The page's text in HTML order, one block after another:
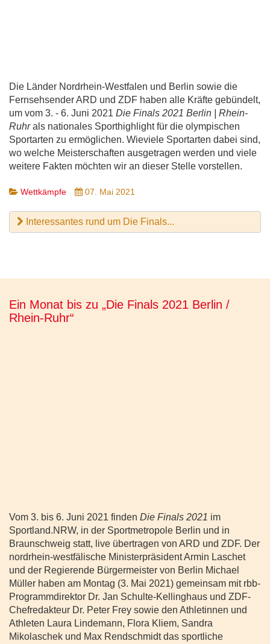
Die Länder Nordrhein-Westfalen und Berlin sowie die
Fernsehsender ARD und ZDF haben alle Kräfte gebündelt,
um vom 3. - 6. Juni 2021 Die Finals 2021 Berlin | Rhein-
Ruhrals nationales Sporthighlight für die olympischen
Sportarten zu ermöglichen. Wieviele Sportarten dabei sind,
wo welche Meisterschaften ausgetragen werden und viele
weitere Fakten möchten wir an dieser Stelle vorstellen.
Wettkämpfe 07. Mai 2021
Interessantes rund um Die Finals...
Ein Monat bis zu „Die Finals 2021 Berlin /
Rhein-Ruhr“
Vom 3. bis 6. Juni 2021 finden Die Finals 2021 im
Sportland.NRW, in der Sportmetropole Berlin und in
Braunschweig statt, live übertragen von ARD und ZDF. Der
nordrhein-westfälische Ministerpräsident Armin Laschet
und der Regierende Bürgermeister von Berlin Michael
Müller haben am Montag (3. Mai 2021) gemeinsam mit rbb-
Programmdirektor Dr. Jan Schulte-Kellinghaus und ZDF-
Chefredakteur Dr. Peter Frey sowie den Athletinnen und
Athleten Laura Lindemann, Flora Kliem, Sandra
Mikolaschek und Max Rendschmidt das sportliche